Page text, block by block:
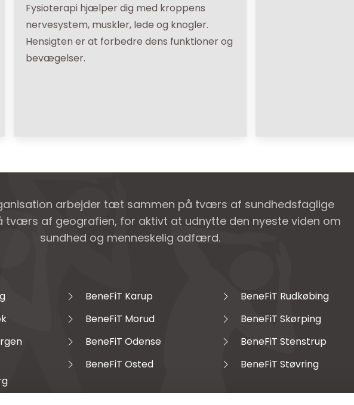
Fysioterapi hjælper dig med kroppens
nervesystem, muskler, lede og knogler.
Hensigten er at forbedre dens funktioner og
bevægelser.
arbejder tæt sammen på tværs af sundhedsfaglige
tværs af geografien, for aktivt at udnytte den nyeste viden om
sundhed og menneskelig adfærd.
BeneFiT Karup
BeneFiT Morud
BeneFiT Odense
BeneFiT Osted
BeneFiT Rudkøbing
BeneFiT Skørping
BeneFiT Stenstrup
BeneFiT Støvring